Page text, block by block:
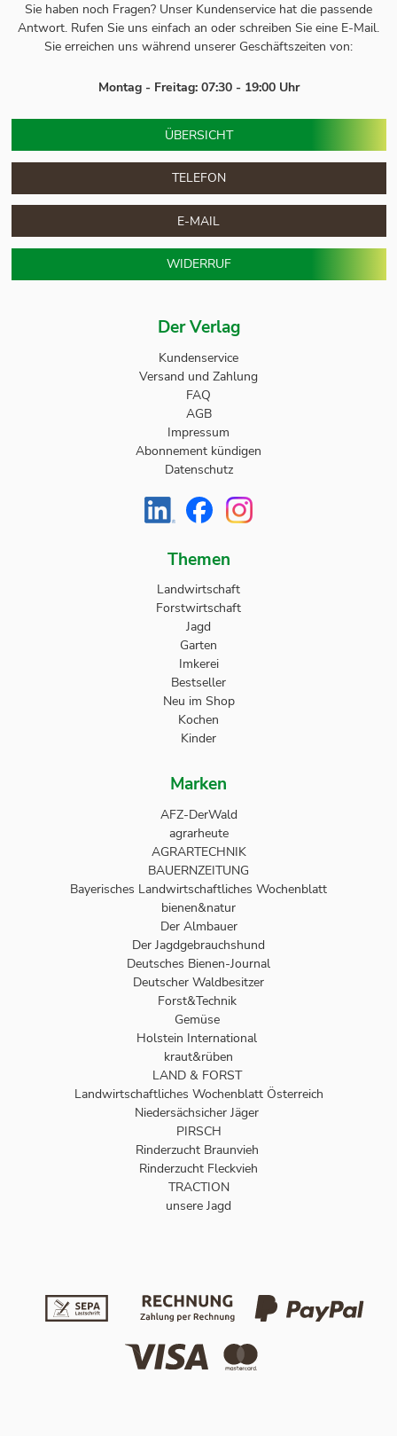
Der Verlag
Kundenservice
Versand und Zahlung
FAQ
AGB
Impressum
Abonnement kündigen
Datenschutz
Themen
Landwirtschaft
Forstwirtschaft
Jagd
Garten
Imkerei
Bestseller
Neu im Shop
Kochen
Kinder
Marken
AFZ-DerWald
agrarheute
AGRARTECHNIK
BAUERNZEITUNG
Bayerisches Landwirtschaftliches Wochenblatt
bienen&natur
Der Almbauer
Der Jagdgebrauchshund
Deutsches Bienen-Journal
Deutscher Waldbesitzer
Forst&Technik
Gemüse
Holstein International
kraut&rüben
LAND & FORST
Landwirtschaftliches Wochenblatt Österreich
Niedersächsicher Jäger
PIRSCH
Rinderzucht Braunvieh
Rinderzucht Fleckvieh
TRACTION
unsere Jagd
Sie haben noch Fragen? Unser Kundenservice hat die passende
Antwort. Rufen Sie uns einfach an oder schreiben Sie eine E-Mail.
Sie erreichen uns während unserer Geschäftszeiten von:
Montag - Freitag: 07:30 - 19:00 Uhr
ÜBERSICHT
TELEFON
E-MAIL
WIDERRUF